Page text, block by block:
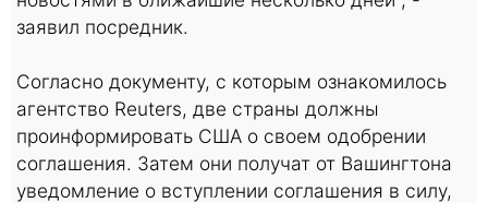
заявил посредник.
Согласно документу, с которым ознакомилось
агентство Reuters, две страны должны
проинформировать США о своем одобрении
соглашения. Затем они получат от Вашингтона
уведомление о вступлении соглашения в силу,